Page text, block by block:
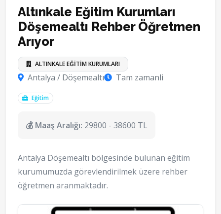
Altınkale Eğitim Kurumları
Döşemealtı Rehber Öğretmen
Arıyor
ALTINKALE EĞİTİM KURUMLARI
Antalya / Döşemealtı Tam zamanli
Eğitim
💰 Maaş Aralığı: 29800 - 38600 TL
Antalya Döşemealtı bölgesinde bulunan eğitim
kurumumuzda görevlendirilmek üzere rehber
öğretmen aranmaktadır.